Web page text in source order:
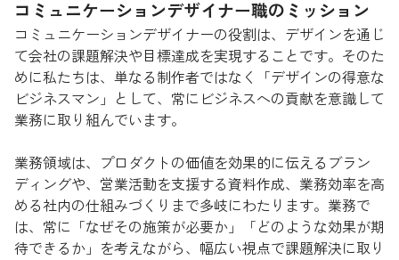
コミュニケーションデザイナー職のミッション
コミュニケーションデザイナーの役割は、デザインを通じ
て会社の課題解決や目標達成を実現することです。そのた
めに私たちは、単なる制作者ではなく「デザインの得意な
ビジネスマン」として、常にビジネスへの貢献を意識して
業務に取り組んでいます。
業務領域は、プロダクトの価値を効果的に伝えるブラン
ディングや、営業活動を支援する資料作成、業務効率を高
める社内の仕組みづくりまで多岐にわたります。業務で
は、常に「なぜその施策が必要か」「どのような効果が期
待できるか」を考えながら、幅広い視点で課題解決に取り